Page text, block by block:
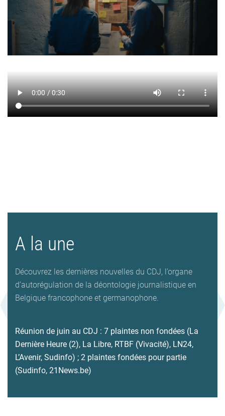
A la une
Découvrez les dernières nouvelles du CDJ, l’organe
d’autorégulation de la déontologie journalistique en
Belgique francophone et germanophone.
Réunion de juin au CDJ : 7 plaintes non fondées (La
Dernière Heure (2), La Libre, RTBF (Vivacité), LN24,
L’Avenir, Sudinfo) ; 2 plaintes fondées pour partie
(Sudinfo, 21News.be)